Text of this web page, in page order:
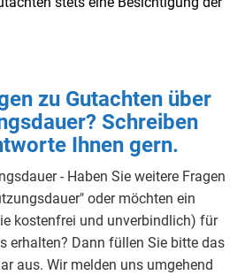
zu Gutachten über
Schreiben
Ihnen gern.
- Haben Sie weitere Fragen
oder möchten ein
kostenfrei und unverbindlich) für
erhalten? Dann füllen Sie bitte das
aus. Wir melden uns umgehend